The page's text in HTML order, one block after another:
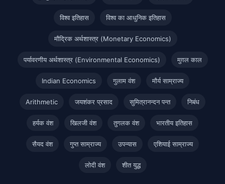
विश्व इतिहास विश्व का आधुनिक इतिहास
मौद्रिक अर्थशास्त्र (Monetary Economics)
पर्यावरणीय अर्थशास्त्र (Environmental Economics) मुग़ल काल
Indian Economics गुलाम वंश मौर्य साम्राज्य
Arithmetic जयशंकर प्रसाद सुमित्रानन्दन पन्त निबंध
हर्यक वंश खिलजी वंश तुगलक वंश भारतीय इतिहास
सैयद वंश गुप्त साम्राज्य उपन्यास एशियाई साम्राज्य
लोदी वंश शीत युद्ध